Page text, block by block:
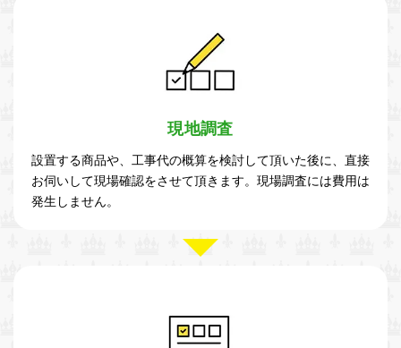
現地調査
設置する商品や、工事代の概算を検討して頂いた後に、直接
お伺いして現場確認をさせて頂きます。現場調査には費用は
発生しません。